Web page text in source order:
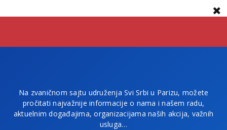
Na zvaničnom sajtu udruženja Svi Srbi u Parizu, možete
pročitati najvažnije informacije o nama i našem radu,
aktuelnim događajima, organizacijama naših akcija, važnih
usluga…